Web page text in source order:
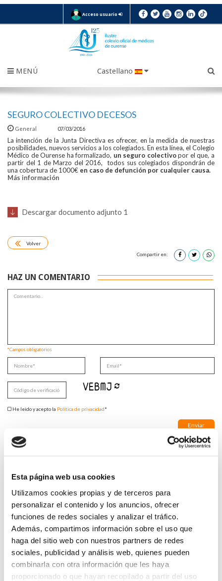
Esta página web usa cookies
Utilizamos cookies propias y de terceros para
personalizar el contenido y los anuncios, ofrecer
funciones de redes sociales y analizar el tráfico.
Además, compartimos información sobre el uso que
haga del sitio web con nuestros partners de redes
sociales, publicidad y análisis web, quienes pueden
combinarla con otra información que les haya
proporcionado o que hayan recopilado a partir del uso
Acceso usuario
MENÚ Castellano
SEGURO COLECTIVO DECESOS
General 07/03/2016
La intención de la Junta Directiva es ofrecer, en la medida de nuestras
posibilidades, nuevos servicios a los colegiados. En esta línea, el Colegio
Médico de Ourense ha formalizado, un seguro colectivopor el que, a
partir del 1 de Marzo del 2016, todos sus colegiados dispondrán de
una cobertura de 1000€ en caso de defunción por cualquier causa.
Más información
Descargar documento adjunto 1
Volver
Compartir en:
HAZ UN COMENTARIO
*Campos obligatorios
He leido y acepto la Política de privacidad*
DESTACADAS
LABOR DE LOS TUTORES DE RESIDENTES
LA ALIANZA MÉDICA POR LA SALUD PLANETARIA SE ADHIERE
AL PACTO DE ESTADO FRENTE A LA EMERGENCIA CLIMÁTICA
03/08/2026
PREMIOS DE LA REAL ACADEMIA DE MEDICINA DE GALICIA
2026
31/07/2026
CARTA DEL PRESIDENTE DE MUTUAL MÉDICA SOBRE LA
REFORMA DE LAS MUTUALIDADES ALTERNATIVAS Y LA